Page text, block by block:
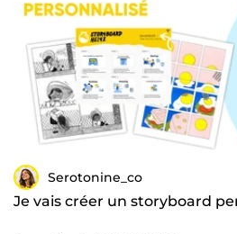
Serotonine_co
Je vais créer un storyboard